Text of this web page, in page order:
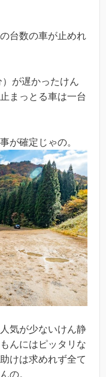
台数の車が止めれ
が遅かったけん
まっとる車は一台
が確定じゃの。
気が少ないけん静
んにはピッタリな
けは求めれず全て
の。